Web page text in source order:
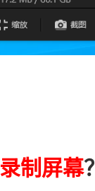
录制屏幕？